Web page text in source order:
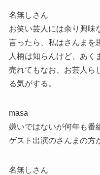
名無しさん
お笑い芸人には余り興味
言ったら、私はさんまを
人柄は知らんけど、あく
売れてもなお、お芸人ら
る気がする。
masa
嫌いではないが何年も番
ゲスト出演のさんまの方
名無しさん